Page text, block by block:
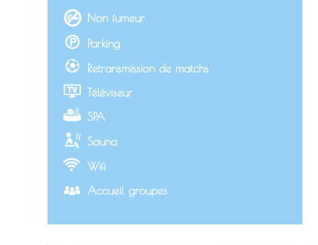
Non fumeur
Parking
Retransmission de matchs
Téléviseur
SPA
Sauna
Wifi
Accueil groupes